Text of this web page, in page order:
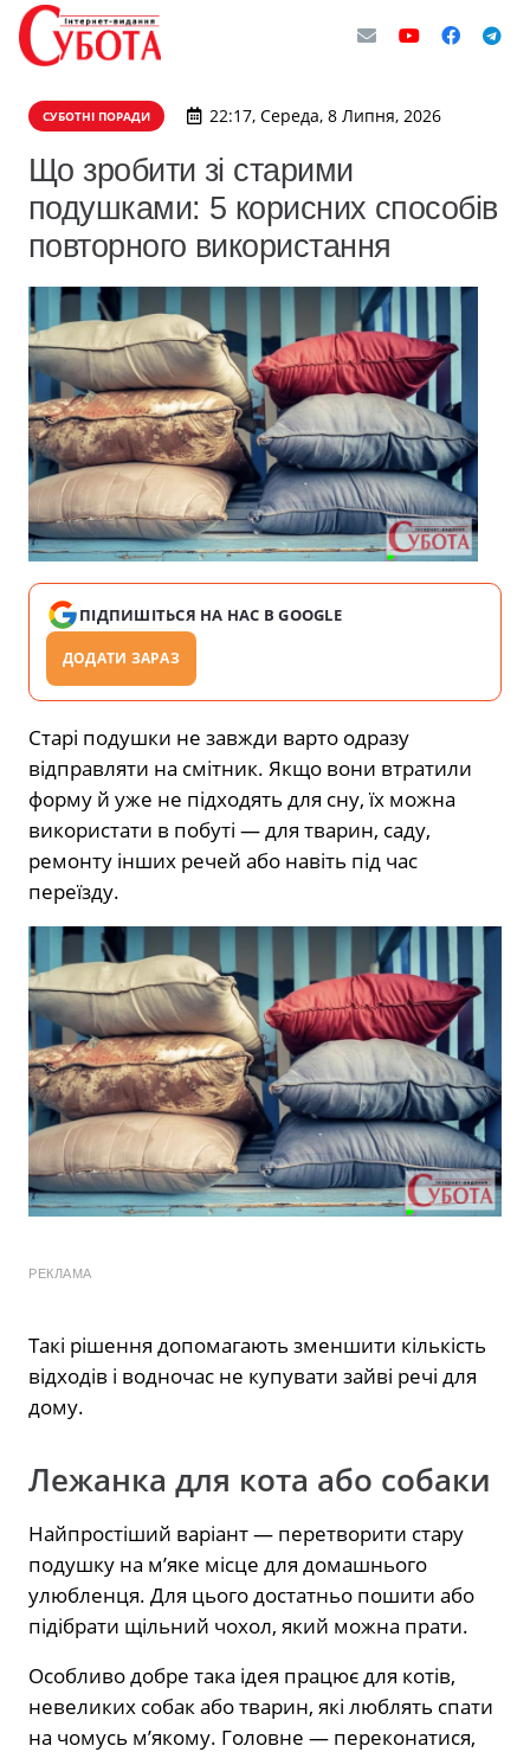
СУБОТНІ ПОРАДИ 22:17, Середа, 8 Липня, 2026
Що зробити зі старими
подушками: 5 корисних способів
повторного використання
ПІДПИШІТЬСЯ НА НАС В GOOGLE
ДОДАТИ ЗАРАЗ
Старі подушки не завжди варто одразу
відправляти на смітник. Якщо вони втратили
форму й уже не підходять для сну, їх можна
використати в побуті — для тварин, саду,
ремонту інших речей або навіть під час
переїзду.
РЕКЛАМА
Такі рішення допомагають зменшити кількість
відходів і водночас не купувати зайві речі для
дому.
Лежанка для кота або собаки
Найпростіший варіант — перетворити стару
подушку на м’яке місце для домашнього
улюбленця. Для цього достатньо пошити або
підібрати щільний чохол, який можна прати.
Особливо добре така ідея працює для котів,
невеликих собак або тварин, які люблять спати
на чомусь м’якому. Головне — переконатися,